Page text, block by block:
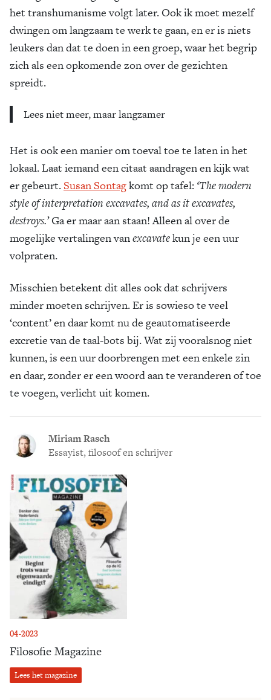
04-2023
Filosofie Magazine
Lees het magazine
het transhumanisme volgt later. Ook ik moet mezelf
dwingen om langzaam te werk te gaan, en er is niets
leukers dan dat te doen in een groep, waar het begrip
zich als een opkomende zon over de gezichten
spreidt.
Lees niet meer, maar langzamer
Het is ook een manier om toeval toe te laten in het
lokaal. Laat iemand een citaat aandragen en kijk wat
er gebeurt.Susan Sontagkomt op tafel: ‘The modern
style of interpretation excavates, and as it excavates,
destroys.’Ga er maar aan staan! Alleen al over de
mogelijke vertalingen vanexcavatekun je een uur
volpraten.
Misschien betekent dit alles ook dat schrijvers
minder moeten schrijven. Er is sowieso te veel
‘content’ en daar komt nu de geautomatiseerde
excretie van de taal-bots bij. Wat zij vooralsnog niet
kunnen, is een uur doorbrengen met een enkele zin
en daar, zonder er een woord aan te veranderen of toe
te voegen, verlicht uit komen.
Miriam Rasch
Essayist, filosoof en schrijver